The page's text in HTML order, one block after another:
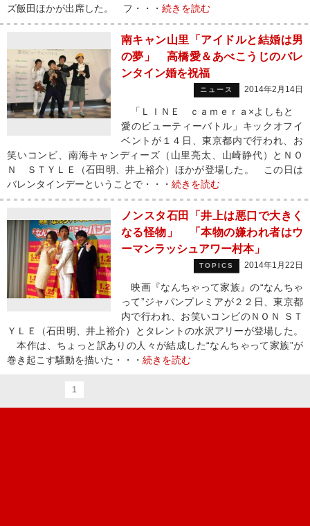
ズ飯田ほかが出席した。 フ・・・ 続きを読む
南キャン山里「アイドルと結婚は男
の夢」 高橋愛＆あべこうじのバレ
ンタイン婚を祝福
ニュース 2014年2月14日
「ＬＩＮＥ ｃａｍｅｒａ×よしもと
愛のビューティーバトル」キックオフイ
ベントが１４日、東京都内で行われ、お
笑いコンビ、南海キャンディーズ（山里亮太、山崎静代）とＮＯ
Ｎ ＳＴＹＬＥ（石田明、井上裕介）ほかが登場した。 この日は
バレンタインデーということで・・・ 続きを読む
ノンスタ石田「井上は悪口で大きく
なる怪物」 「本物の嫌われ者はウ
ーマンラッシュアワー村本」
TOPICS 2014年1月22日
映画『なんちゃって家族』の“なんちゃ
って”ジャパンプレミアが２２日、東京都
内で行われ、お笑いコンビのＮＯＮ ＳＴ
ＹＬＥ（石田明、井上裕介）とタレントの水沢アリーが登場した。
本作は、ちょっと訳ありの人々が結成した“なんちゃって家族”が
巻き起こす騒動を描いた・・・ 続きを読む
1